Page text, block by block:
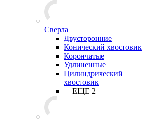
Сверла
Двусторонние
Конический хвостовик
Корончатые
Удлиненные
Цилиндрический
хвостовик
+ ЕЩЕ 2